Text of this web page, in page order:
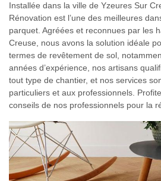
Installée dans la ville de Yzeures Sur
Rénovation est l’une des meilleures
parquet. Agréées et reconnues par les
Creuse, nous avons la solution idéale
termes de revêtement de sol,
années d’expérience, nos artisans
tout type de chantier, et nos services
particuliers et aux professionnels.
conseils de nos professionnels pour la